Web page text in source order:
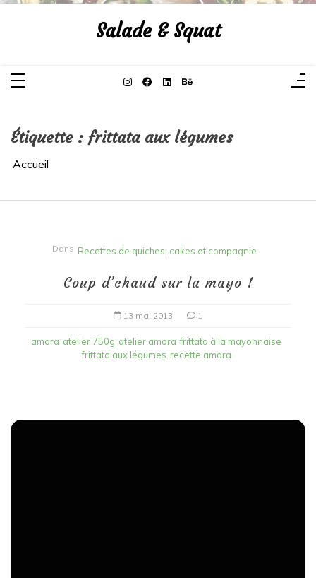
Aller
Salade & Squat
Étiquette : frittata aux légumes
Accueil
Dans Recettes de quiches, cakes et compagnie
Coup d’chaud sur la mayo !
13 mai 2013 1
amora atelier 750g atelier amora frittata à la mayonnaise
frittata aux légumes recette amora